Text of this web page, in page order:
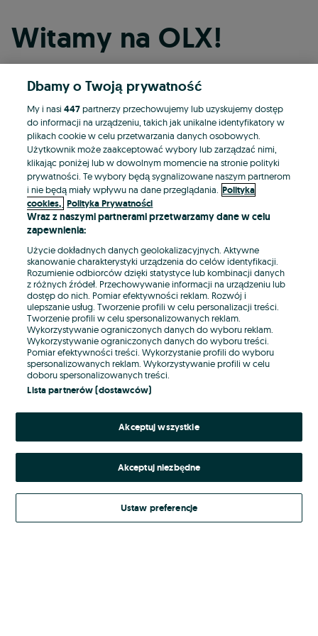
Witamy na OLX!
Kontynuuj przez Facebooka
Kontynuuj przez konto Apple
Kontynuuj przez konto Google
LUB
E-mail
Hasło
Nie pamiętasz hasła?
Zaloguj się
Kontynuując za pośrednictwem jednego z dostawców wskazanych powyżej,
Regulamin serwisuOLX.pl w jego aktualnym brzmieniu.
Dbamy o Twoją prywatność
My i nasi447partnerzy przechowujemy lub uzyskujemy dostęp
do informacji na urządzeniu, takich jak unikalne identyfikatory w
plikach cookie w celu przetwarzania danych osobowych.
Użytkownik może zaakceptować wybory lub zarządzać nimi,
klikając poniżej lub w dowolnym momencie na stronie polityki
prywatności. Te wybory będą sygnalizowane naszym partnerom
i nie będą miały wpływu na dane przeglądania. Polityka
cookies, Polityka Prywatności
Wraz z naszymi partnerami przetwarzamy dane w celu
zapewnienia:
Użycie dokładnych danych geolokalizacyjnych. Aktywne
skanowanie charakterystyki urządzenia do celów identyfikacji.
Rozumienie odbiorców dzięki statystyce lub kombinacji danych
z różnych źródeł. Przechowywanie informacji na urządzeniu lub
dostęp do nich. Pomiar efektywności reklam. Rozwój i
ulepszanie usług. Tworzenie profili w celu personalizacji treści.
Tworzenie profili w celu spersonalizowanych reklam.
Wykorzystywanie ograniczonych danych do wyboru reklam.
Wykorzystywanie ograniczonych danych do wyboru treści.
Pomiar efektywności treści. Wykorzystanie profili do wyboru
spersonalizowanych reklam. Wykorzystywanie profili w celu
doboru spersonalizowanych treści.
Lista partnerów (dostawców)
Akceptuj wszystkie
Akceptuj niezbędne
Ustaw preferencje